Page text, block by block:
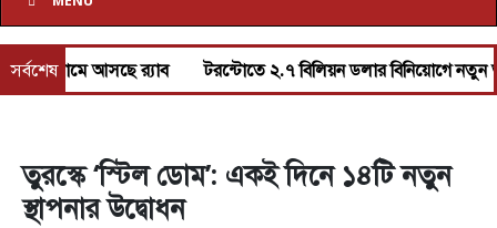
সর্বশেষ
আসছে র‌্যাব টরন্টোতে ২.৭ বিলিয়ন ডলার বিনিয়োগে নতুন ভাড়ার বাসা
তুরস্কে ‘স্টিল ডোম’: একই দিনে ১৪টি নতুন
স্থাপনার উদ্বোধন